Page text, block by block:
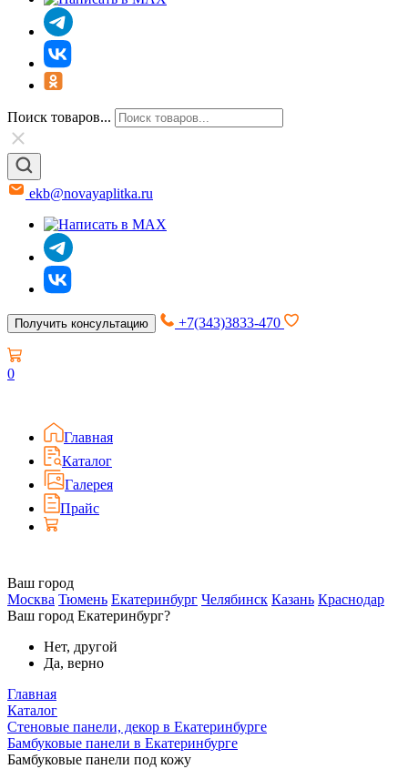
Поиск товаров...
ekb@novayaplitka.ru
Получить консультацию +7(343)3833-470
0
Главная
Каталог
Галерея
Прайс
Ваш город
Москва Тюмень Екатеринбург Челябинск Казань Краснодар
Ваш город Екатеринбург?
Нет, другой
Да, верно
Главная
Каталог
Стеновые панели, декор в Екатеринбурге
Бамбуковые панели в Екатеринбурге
Бамбуковые панели под кожу